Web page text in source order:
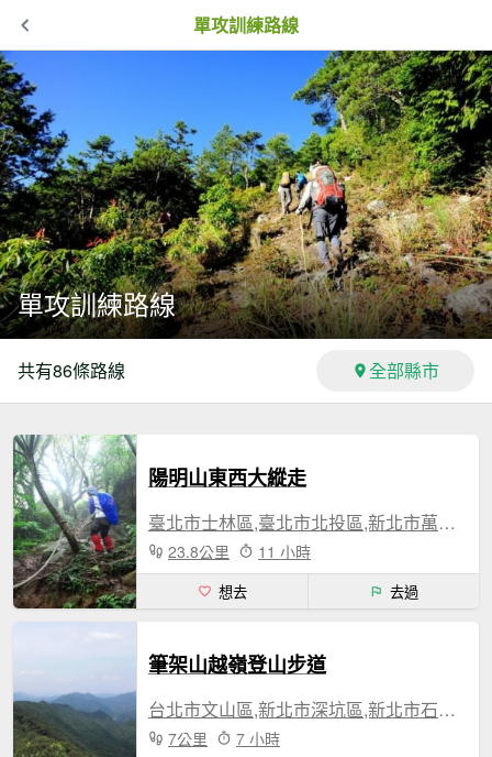
單攻訓練路線
單攻訓練路線
共有86條路線 全部縣市
陽明山東西大縱走
臺北市士林區,臺北市北投區,新北市萬里區,新北市淡水區,新北市三芝區
23.8公里 11 小時
想去 去過
筆架山越嶺登山步道
台北市文山區,新北市深坑區,新北市石碇區
7公里 7 小時